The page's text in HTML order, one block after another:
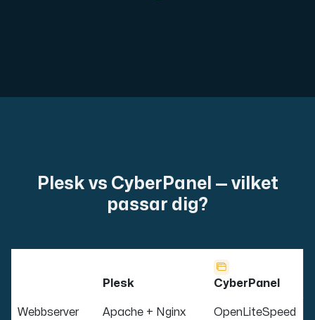
Plesk vs CyberPanel — vilket
passar dig?
Plesk CyberPanel
Webbserver Apache + Nginx OpenLiteSpeed